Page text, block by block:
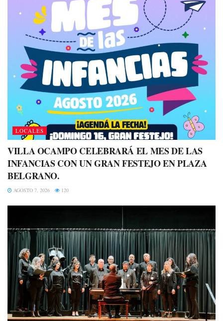
LOCALES
VILLA OCAMPO CELEBRARÁ EL MES DE LAS
INFANCIAS CON UN GRAN FESTEJO EN PLAZA
BELGRANO.
AGOSTO 7, 2026 120